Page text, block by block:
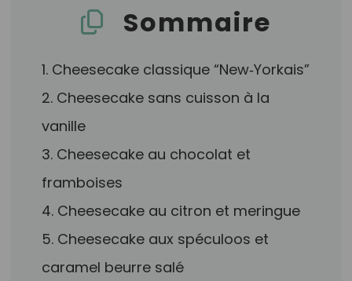
Sommaire
1. Cheesecake classique “New‑Yorkais”
2. Cheesecake sans cuisson à la
vanille
3. Cheesecake au chocolat et
framboises
4. Cheesecake au citron et meringue
5. Cheesecake aux spéculoos et
caramel beurre salé